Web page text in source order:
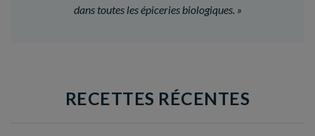
dans toutes les épiceries biologiques. »
RECETTES RÉCENTES